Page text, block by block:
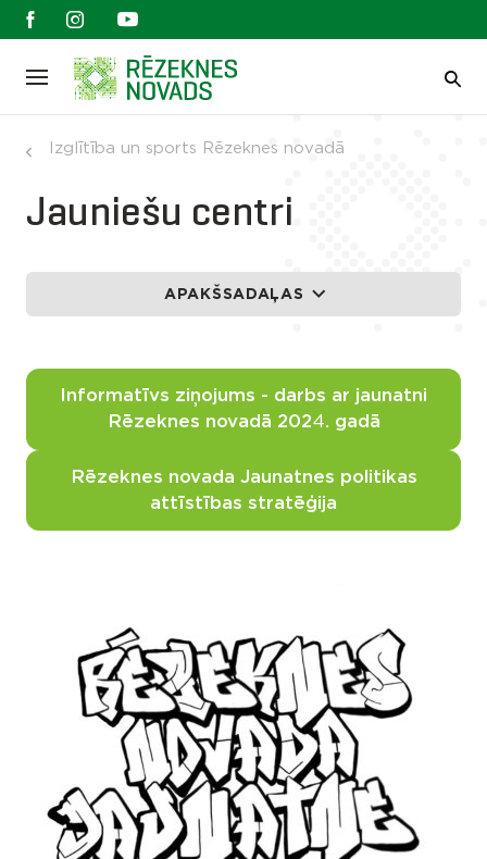
Izglītība un sports Rēzeknes novadā
Jauniešu centri
APAKŠSADAĻAS
Informatīvs ziņojums - darbs ar jaunatni
Rēzeknes novadā 2024. gadā
Rēzeknes novada Jaunatnes politikas
attīstības stratēģija